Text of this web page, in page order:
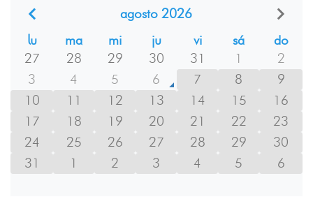
agosto 2026
lu
ma mi ju vi sá
do
27
28 29 30 31 1
2
3
4 5 6 7 8
9
10
11 12 13 14 15
16
17
18 19 20 21 22
23
24
25 26 27 28 29
30
31
1 2 3 4 5 6